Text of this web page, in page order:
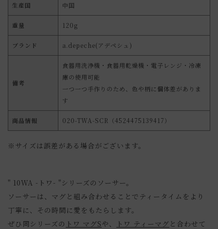
生産国 中国
重量 120g
ブランド a.depeche(アデペシュ)
備考
食器用洗浄機・食器用乾燥機・電子レンジ・冷凍
庫の使用可能
一つ一つ手作りのため、色や柄に個体差がありま
す
商品情報 020-TWA-SCR（4524475139417）
※サイズは誤差がある場合がございます。
" 10WA -トワ- "シリーズのソーサー。
ソーサーは、マグと組み合わせることでティータイムをより
丁寧に、その時間に愛をもたらします。
ぜひ同シリーズの トワ マグSや、 トワ ティーマグ と合わせて